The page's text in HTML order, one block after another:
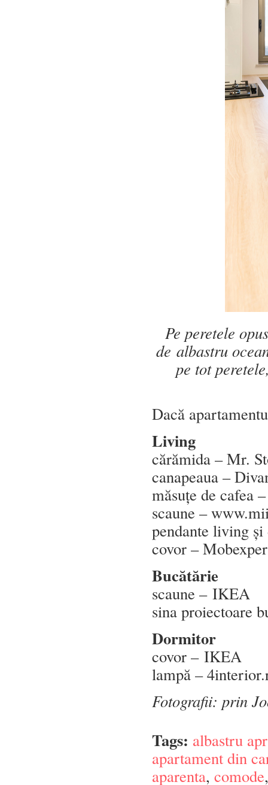
Pe peretele
de albastru
pe tot
Dacă
Living
cărămida – Mr.
canapeaua –
măsuțe de cafea
scaune –
pendante living
covor –
Bucătărie
scaune – IKEA
sina proiectoare
Dormitor
covor – IKEA
lampă –
Fotografii: prin
Tags: albastru
apartament din
aparenta, comode